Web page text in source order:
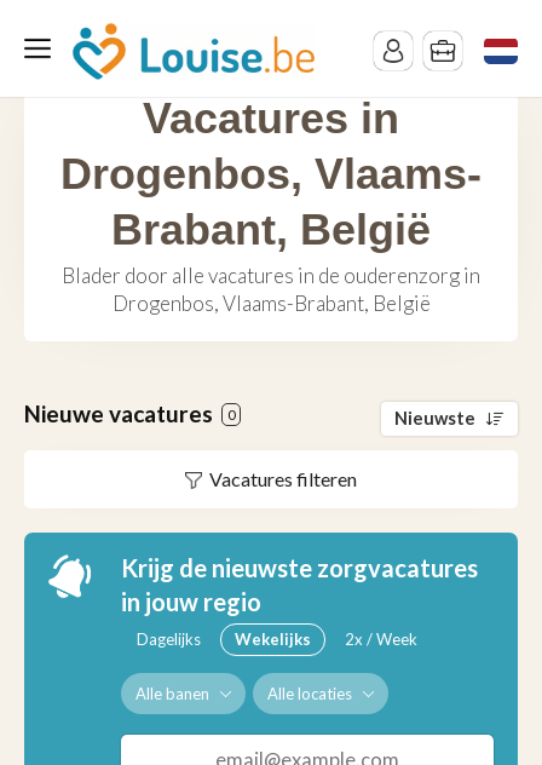
Vacatures in
Drogenbos, Vlaams-
Brabant, België
Blader door alle vacatures in de ouderenzorg in
Drogenbos, Vlaams-Brabant, België
Nieuwe vacatures 0 Nieuwste
Vacatures filteren
Krijg de nieuwste zorgvacatures
in jouw regio
Dagelijks Wekelijks 2x / Week
Alle banen Alle locaties